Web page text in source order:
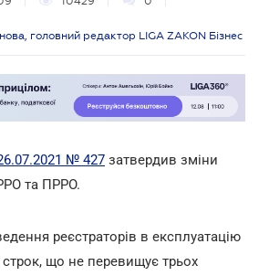
головний редактор LIGA ZAKON Бізнес
№ 427 затвердив зміни
та ПРРО.
реєстраторів в експлуатацію
що не перевищує трьох